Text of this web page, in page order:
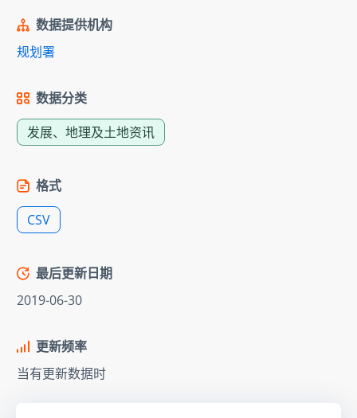
数据提供机构
规划署
数据分类
发展、地理及土地资讯
格式
CSV
最后更新日期
2019-06-30
更新频率
当有更新数据时